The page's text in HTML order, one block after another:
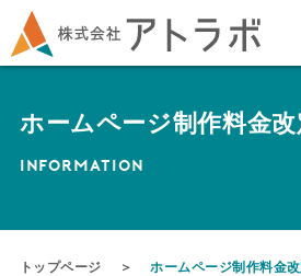
ホームページ制作料金
INFORMATION
トップページ ＞ホームページ制作料金